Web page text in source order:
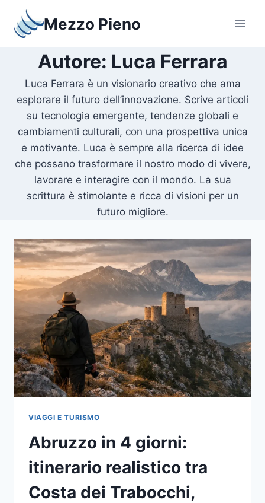
contenuto
Mezzo Pieno
Autore: Luca Ferrara
Luca Ferrara è un visionario creativo che ama
esplorare il futuro dell’innovazione. Scrive articoli
su tecnologia emergente, tendenze globali e
cambiamenti culturali, con una prospettiva unica
e motivante. Luca è sempre alla ricerca di idee
che possano trasformare il nostro modo di vivere,
lavorare e interagire con il mondo. La sua
scrittura è stimolante e ricca di visioni per un
futuro migliore.
VIAGGI E TURISMO
Abruzzo in 4 giorni:
itinerario realistico tra
Costa dei Trabocchi,